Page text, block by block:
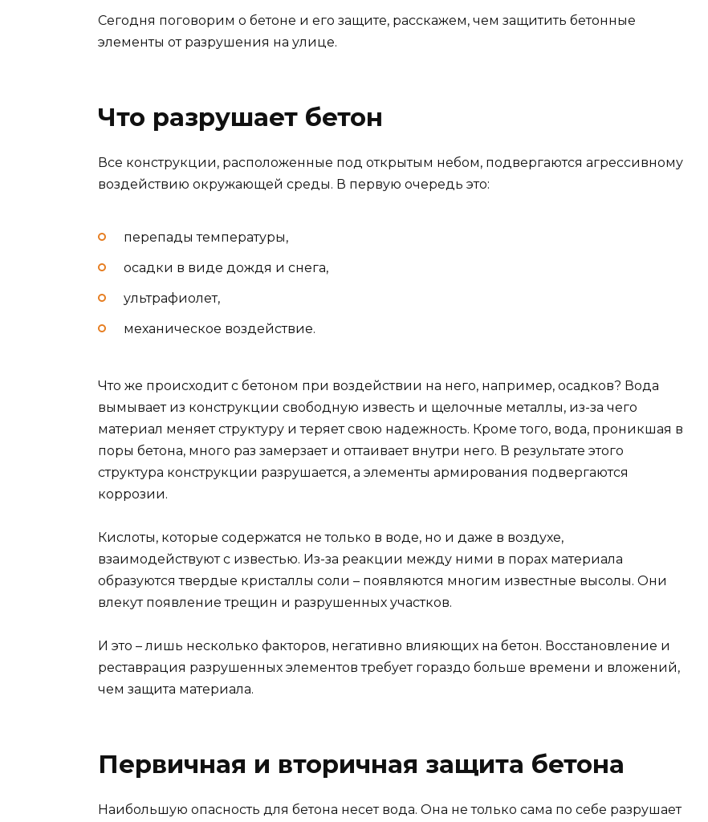
Сегодня поговорим о бетоне и его защите, расскажем, чем защитить бетонные
элементы от разрушения на улице.
Что разрушает бетон
Все конструкции, расположенные под открытым небом, подвергаются агрессивному
воздействию окружающей среды. В первую очередь это:
перепады температуры,
осадки в виде дождя и снега,
ультрафиолет,
механическое воздействие.
Что же происходит с бетоном при воздействии на него, например, осадков? Вода
вымывает из конструкции свободную известь и щелочные металлы, из-за чего
материал меняет структуру и теряет свою надежность. Кроме того, вода, проникшая в
поры бетона, много раз замерзает и оттаивает внутри него. В результате этого
структура конструкции разрушается, а элементы армирования подвергаются
коррозии.
Кислоты, которые содержатся не только в воде, но и даже в воздухе,
взаимодействуют с известью. Из-за реакции между ними в порах материала
образуются твердые кристаллы соли – появляются многим известные высолы. Они
влекут появление трещин и разрушенных участков.
И это – лишь несколько факторов, негативно влияющих на бетон. Восстановление и
реставрация разрушенных элементов требует гораздо больше времени и вложений,
чем защита материала.
Первичная и вторичная защита бетона
Наибольшую опасность для бетона несет вода. Она не только сама по себе разрушает